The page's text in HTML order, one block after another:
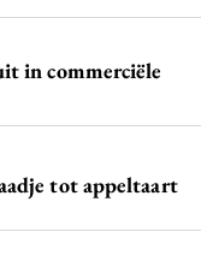
in commerciële
tot appeltaart